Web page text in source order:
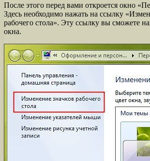
После этого перед вами откроется окно
Здесь необходимо нажать на ссылку
рабочего стола». Эту ссылку вы сможете
окна.